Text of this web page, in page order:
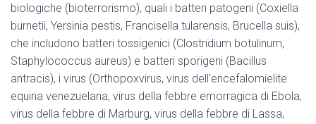
biologiche (bioterrorismo), quali i batteri patogeni (Coxiella
burnetii, Yersinia pestis, Francisella tularensis, Brucella suis),
che includono batteri tossigenici (Clostridium botulinum,
Staphylococcus aureus) e batteri sporigeni (Bacillus
antracis), i virus (Orthopoxvirus, virus dell’encefalomielite
equina venezuelana, virus della febbre emorragica di Ebola,
virus della febbre di Marburg, virus della febbre di Lassa,